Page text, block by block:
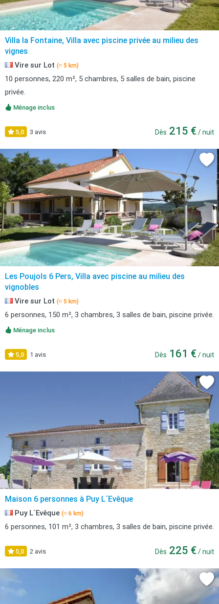
Villa la Fontaine, Villa avec piscine privée au milieu des
vignes
Vire sur Lot (≈ 5 km)
10 personnes, 220 m², 5 chambres, 5 salles de bain, piscine
privée.
Ménage inclus
5,0 3 avis Dès 215 € / nuit
Les Poujols 6 Pers, Villa avec piscine au milieu des
vignobles
Vire sur Lot (≈ 5 km)
6 personnes, 150 m², 3 chambres, 3 salles de bain, piscine privée.
Ménage inclus
5,0 1 avis Dès 161 € / nuit
Maison 6 personnes à Puy L´Evêque
Puy L´Evêque (≈ 6 km)
6 personnes, 101 m², 3 chambres, 3 salles de bain, piscine privée.
5,0 2 avis Dès 225 € / nuit